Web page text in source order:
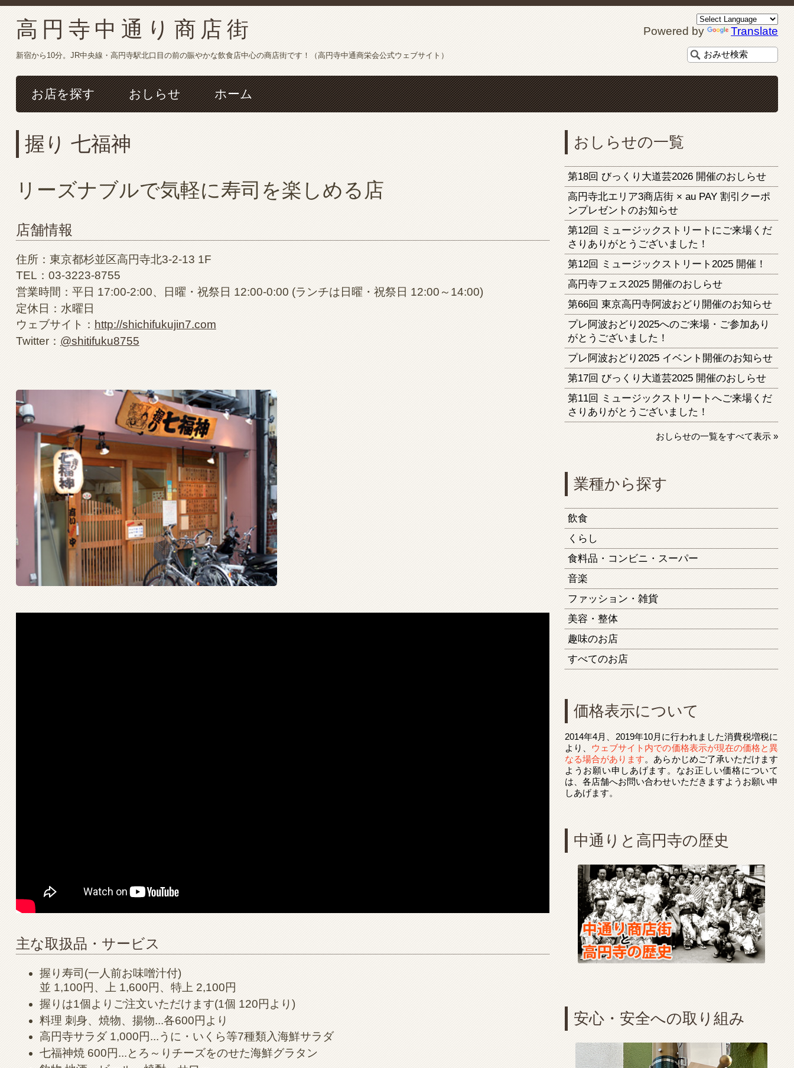
高円寺中通り商店街
新宿から10分。JR中央線・高円寺駅北口目の前の賑やかな飲食店中心の商店街です！（高円寺中通商栄会公式ウェブサイト）
Powered by Translate
お店を探す おしらせ ホーム
握り 七福神
リーズナブルで気軽に寿司を楽しめる店
店舗情報
住所：東京都杉並区高円寺北3-2-13 1F
TEL：03-3223-8755
営業時間：平日 17:00-2:00、日曜・祝祭日 12:00-0:00 (ランチは日曜・祝祭日 12:00～14:00)
定休日：水曜日
ウェブサイト： http://shichifukujin7.com
Twitter： @shitifuku8755
主な取扱品・サービス
握り寿司(一人前お味噌汁付)
並 1,100円、上 1,600円、特上 2,100円
握りは1個よりご注文いただけます(1個 120円より)
料理 刺身、焼物、揚物...各600円より
高円寺サラダ 1,000円...うに・いくら等7種類入海鮮サラダ
七福神焼 600円...とろ～りチーズをのせた海鮮グラタン
おしらせの一覧
第18回 びっくり大道芸2026 開催のおしらせ
高円寺北エリア3商店街 × au PAY 割引クーポ
ンプレゼントのお知らせ
第12回 ミュージックストリートにご来場くだ
さりありがとうございました！
第12回 ミュージックストリート2025 開催！
高円寺フェス2025 開催のおしらせ
第66回 東京高円寺阿波おどり開催のお知らせ
プレ阿波おどり2025へのご来場・ご参加あり
がとうございました！
プレ阿波おどり2025 イベント開催のお知らせ
第17回 びっくり大道芸2025 開催のおしらせ
第11回 ミュージックストリートへご来場くだ
さりありがとうございました！
おしらせの一覧をすべて表示 »
業種から探す
飲食
くらし
食料品・コンビニ・スーパー
音楽
ファッション・雑貨
美容・整体
趣味のお店
すべてのお店
価格表示について
2014年4月、2019年10月に行われました消費税増税に
より、 ウェブサイト内での価格表示が現在の価格と異
なる場合があります。あらかじめご了承いただけます
ようお願い申しあげます。なお正しい価格について
は、各店舗へお問い合わせいただきますようお願い申
しあげます。
中通りと高円寺の歴史
安心・安全への取り組み